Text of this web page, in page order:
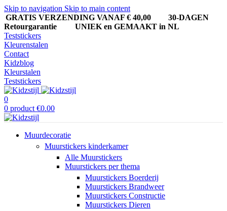
Skip to navigation Skip to main content
GRATIS VERZENDING VANAF € 40,00
30-DAGEN
Retourgarantie UNIEK en GEMAAKT in NL
Teststickers
Kleurenstalen
Contact
Kidzblog
Kleurstalen
Teststickers
0
0 product €0.00
Muurdecoratie
Muurstickers kinderkamer
Alle Muurstickers
Muurstickers per thema
Muurstickers Boerderij
Muurstickers Brandweer
Muurstickers Constructie
Muurstickers Dieren